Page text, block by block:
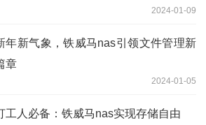
2024-01-09
年新气象，铁威马nas引领文件管理新
章
2024-01-05
工人必备：铁威马nas实现存储自由